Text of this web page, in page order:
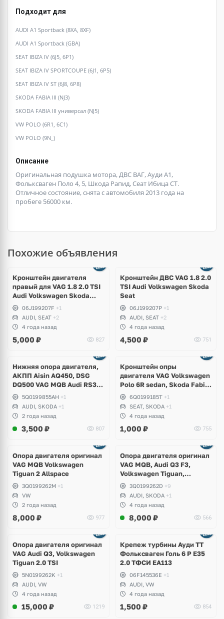
Подходит для
AUDI A1 Sportback (8XA, 8XF)
AUDI A1 Sportback (GBA)
SEAT IBIZA IV (6J5, 6P1)
SEAT IBIZA IV SPORTCOUPE (6J1, 6P5)
SEAT IBIZA IV ST (6J8, 6P8)
SKODA FABIA III (NJ3)
SKODA FABIA III универсал (NJ5)
VW POLO (6R1, 6C1)
VW POLO (9N_)
Описание
Оригинальная подушка мотора, ДВС ВАГ, Ауди А1,
Фольксваген Поло 4, 5, Шкода Рапид, Сеат Ибица СТ.
Отличное состояние, снята с автомобиля 2013 года на
пробеге 56000 км.
Похожие объявления
Кронштейн двигателя
правый для VAG 1.8 2.0 TSI
Audi Volkswagen Skoda
Seat06J199207F +1
AUDI, SEAT +2
4 года назад
5,000 ₽ 827
Кронштейн ДВС VAG 1.8 2.0
TSI Audi Volkswagen Skoda
Seat
06J199207P +1
AUDI, SEAT +2
4 года назад
4,500 ₽ 751
Нижняя опора двигателя,
АКПП Aisin AQ450, DSG
DQ500 VAG MQB Audi RS3,
TTRS, Q3, RSQ3,
Volkswagen Tiguan, Passat
B8, Arteon, Skoda Kodiaq
RS, Seat Formentor Cupra
5Q0199855AH +1
AUDI, SKODA +1
2 года назад
3,500 ₽ 807
Кронштейн опры
двигателя VAG Volkswagen
Polo 6R sedan, Skoda Fabia,
Seat Ibiza
6Q0199185T +1
SEAT, SKODA +1
4 года назад
1,000 ₽ 755
Опора двигателя оригинал
VAG MQB Volkswagen
Tiguan 2 Allspace
3Q0199262M +1
VW
2 года назад
8,000 ₽ 977
Опора двигателя оригинал
VAG MQB, Audi Q3 F3,
Volkswagen Tiguan,
Allspace, Arteon, Passat B8,
Kodiaq RS
3Q0199262D +9
AUDI, SKODA +1
4 года назад
8,000 ₽ 566
Опора двигателя оригинал
VAG Audi Q3, Volkswagen
Tiguan 2.0 TSI
5N0199262K +1
AUDI, VW
4 года назад
15,000 ₽ 1219
Крепеж турбины Ауди ТТ
Фольксваген Голь 6 Р Е35
2.0 ТФСИ ЕА113
06F145536E +1
AUDI, VW
4 года назад
1,500 ₽ 854